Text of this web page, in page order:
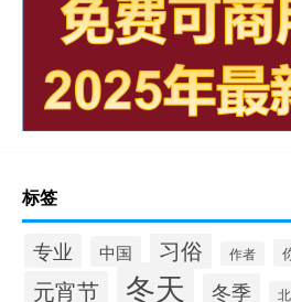
标签
专业 中国 习俗 作者
元宵节 冬天 冬季